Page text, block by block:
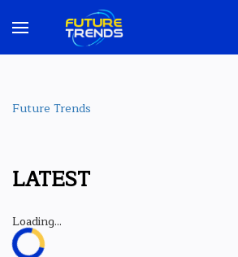
LATEST
Loading...
Future Trends